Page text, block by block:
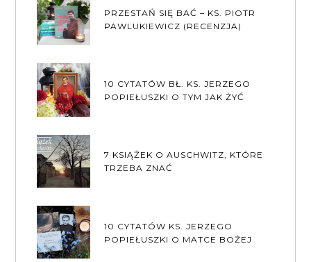
PRZESTAŃ SIĘ BAĆ – KS. PIOTR
PAWLUKIEWICZ (RECENZJA)
10 CYTATÓW BŁ. KS. JERZEGO
POPIEŁUSZKI O TYM JAK ŻYĆ
7 KSIĄŻEK O AUSCHWITZ, KTÓRE
TRZEBA ZNAĆ
10 CYTATÓW KS. JERZEGO
POPIEŁUSZKI O MATCE BOŻEJ